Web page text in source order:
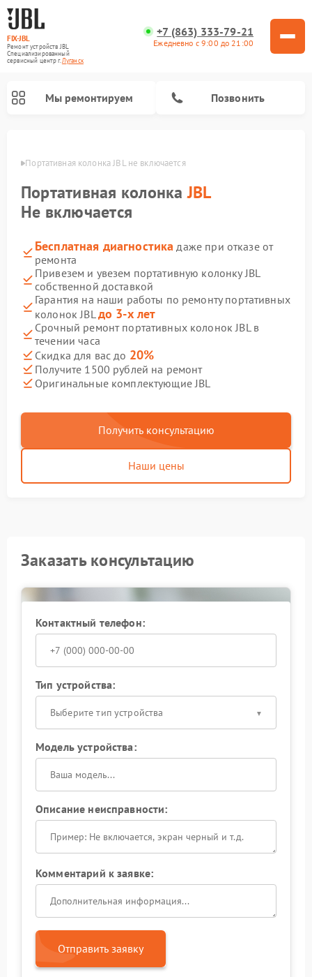
FIX-JBL
Ремонт устройств JBL
Специализированный
cервисный центр г.Луганск
+7 (863) 333-79-21
Ежедневно с 9:00 до 21:00
Мы ремонтируем Позвонить
Портативная колонка JBL не включается
Портативная колонкаJBL
Не включается
Бесплатная диагностика даже при отказе от
ремонта
Привезем и увезем портативную колонку JBL
собственной доставкой
Гарантия на наши работы по ремонту портативных
колонок JBLдо 3-х лет
Срочный ремонт портативных колонок JBL в
течении часа
Скидка для вас до 20%
Получите 1500 рублей на ремонт
Оригинальные комплектующие JBL
Получить консультацию
Наши цены
Заказать консультацию
Контактный телефон:
Тип устройства:
Выберите тип устройства
Модель устройства:
Описание неисправности:
Комментарий к заявке:
Отправить заявку